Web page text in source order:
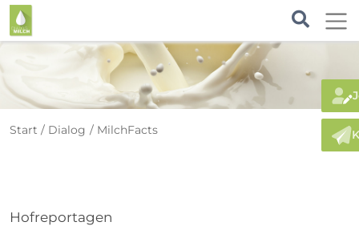
Start Dialog MilchFacts
Hofreportagen